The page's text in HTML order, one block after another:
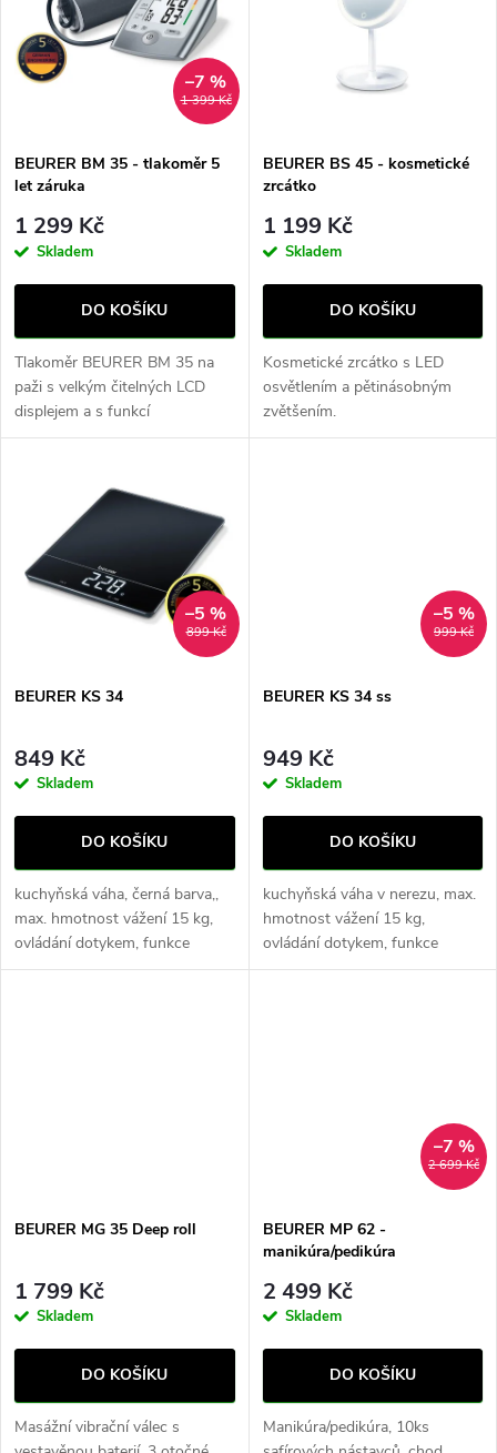
e
n
p
r
o
d
u
ů
Abecedně
p
s
p
r
o
d
u
ů
1 399 Kč
–7 %
BEURER BM 35 - tlakoměr 5
let záruka
1 299 Kč
Skladem
DO KOŠÍKU
Tlakoměr BEURER BM 35 na
paži s velkým čitelných LCD
displejem a s funkcí
automatického měření. V
průměr naměřených hodnot -
2x 60. Tlakoměr je na...
BEURER BS 45 - kosmetické
zrcátko
1 199 Kč
Skladem
DO KOŠÍKU
Kosmetické zrcátko s LED
osvětlením a pětinásobným
zvětšením.
899 Kč
–5 %
BEURER KS 34
849 Kč
Skladem
DO KOŠÍKU
kuchyňská váha, černá barva,,
max. hmotnost vážení 15 kg,
ovládání dotykem, funkce
TARA, LCD displej, XL
999 Kč
–5 %
BEURER KS 34 ss
949 Kč
Skladem
DO KOŠÍKU
kuchyňská váha v nerezu, max.
hmotnost vážení 15 kg,
ovládání dotykem, funkce
TARA, LCD displej, funkce
BEURER MG 35 Deep roll
1 799 Kč
Skladem
DO KOŠÍKU
Masážní vibrační válec s
2 699 Kč
–7 %
BEURER MP 62 -
manikúra/pedikúra
2 499 Kč
Skladem
DO KOŠÍKU
Manikúra/pedikúra, 10ks